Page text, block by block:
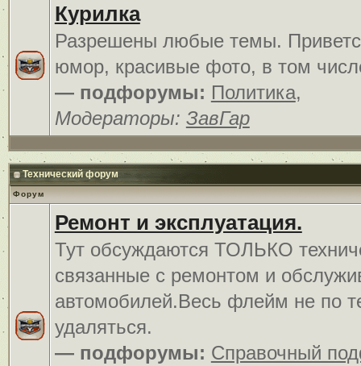
Курилка
Разрешены любые темы.
юмор, красивые фото, в том
— подфорумы: Политика,
Модераторы: ЗавГар
Технический форум
Форум
Ремонт и эксплуатация.
Тут обсуждаются ТОЛЬКО
связанные с ремонтом и
автомобилей.Весь флейм не по
удаляться.
— подфорумы: Справочный